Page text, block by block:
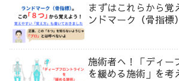
まずはこれらから覚
ンドマーク（骨指標
施術者へ！「ディー
を緩める施術」を考